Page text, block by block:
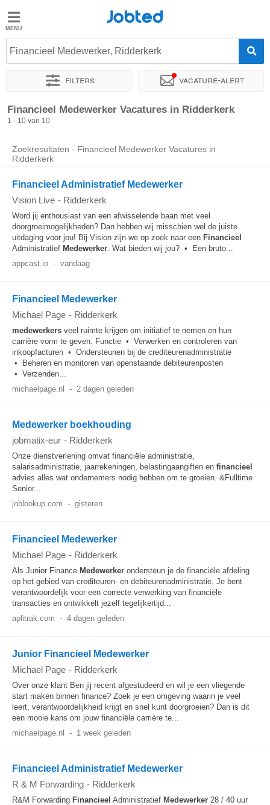
Jobted
Vacatures
Salarissen
Jobted
Financieel Medewerker, Ridderkerk
Filters Vacature-alert
Sorteer op Exacte locatie Uitzendbureau Soort
Financieel Medewerker Vacatures in Ridderkerk
1 - 10 van 10
Zoekresultaten - Financieel Medewerker Vacatures in
Ridderkerk
Financieel Administratief Medewerker
Vision Live - Ridderkerk
Word jij enthousiast van een afwisselende baan met veel
doorgroeimogelijkheden? Dan hebben wij misschien wel de juiste
uitdaging voor jou! Bij Vision zijn we op zoek naar een Financieel
Administratief Medewerker. Wat bieden wij jou? • Een bruto...
appcast.io - vandaag
Financieel Medewerker
Michael Page - Ridderkerk
medewerkers veel ruimte krijgen om initiatief te nemen en hun
carrière vorm te geven. Functie • Verwerken en controleren van
inkoopfacturen • Ondersteunen bij de crediteurenadministratie
• Beheren en monitoren van openstaande debiteurenposten
• Verzenden...
michaelpage.nl
- 2 dagen geleden
Medewerker boekhouding
jobmatix-eur - Ridderkerk
Onze dienstverlening omvat financiële administratie,
salarisadministratie, jaarrekeningen, belastingaangiften en financieel
advies alles wat ondernemers nodig hebben om te groeien. &Fulltime
Senior...
joblookup.com - gisteren
Financieel Medewerker
Michael Page - Ridderkerk
Als Junior Finance Medewerker ondersteun je de financiële afdeling
op het gebied van crediteuren- en debiteurenadministratie. Je bent
verantwoordelijk voor een correcte verwerking van financiële
transacties en ontwikkelt jezelf tegelijkertijd...
aplitrak.com - 4 dagen geleden
Junior Financieel Medewerker
Michael Page - Ridderkerk
Over onze klant Ben jij recent afgestudeerd en wil je een vliegende
start maken binnen finance? Zoek je een omgeving waarin je veel
leert, verantwoordelijkheid krijgt en snel kunt doorgroeien? Dan is dit
een mooie kans om jouw financiële carrière te...
michaelpage.nl
- 1 week geleden
Financieel Administratief Medewerker
R & M Forwarding - Ridderkerk
R&M Forwarding Financieel Administratief Medewerker 28 / 40 uur